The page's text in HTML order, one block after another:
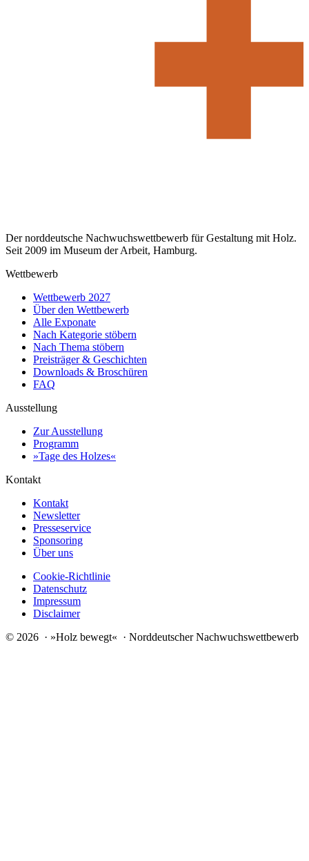
Der norddeutsche Nachwuchswettbewerb für Gestaltung mit Holz.
Seit 2009 im Museum der Arbeit, Hamburg.
Wettbewerb
Wettbewerb 2027
Über den Wettbewerb
Alle Exponate
Nach Kategorie stöbern
Nach Thema stöbern
Preisträger & Geschichten
Downloads & Broschüren
FAQ
Ausstellung
Zur Ausstellung
Programm
»Tage des Holzes«
Kontakt
Kontakt
Newsletter
Presseservice
Sponsoring
Über uns
Cookie-Richtlinie
Datenschutz
Impressum
Disclaimer
© 2026 · »Holz bewegt« · Norddeutscher Nachwuchswettbewerb